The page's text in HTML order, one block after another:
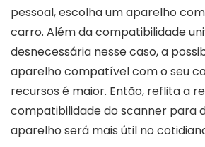
pessoal, escolha um aparelho
carro. Além da compatibilidade
desnecessária nesse caso, a
aparelho compatível com o seu
recursos é maior. Então, reflita a
compatibilidade do scanner para
aparelho será mais útil no